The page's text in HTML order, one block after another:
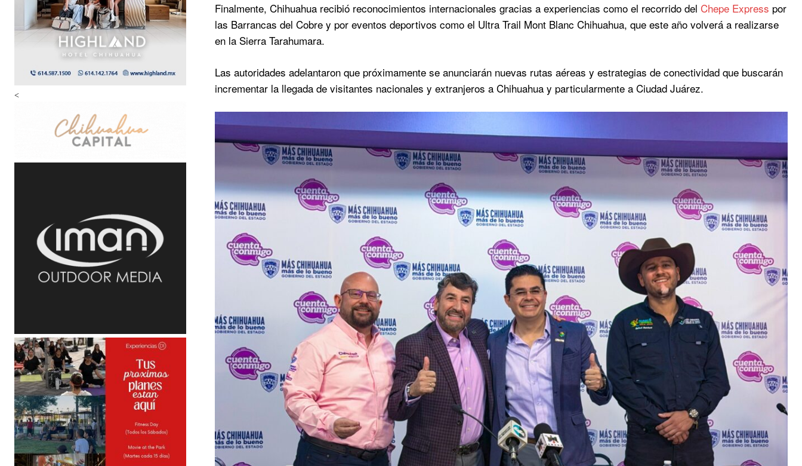
<
Finalmente, Chihuahua recibió reconocimientos internacionales gracias a experiencias como el recorrido del Chepe Express por
las Barrancas del Cobre y por eventos deportivos como el Ultra Trail Mont Blanc Chihuahua, que este año volverá a realizarse
en la Sierra Tarahumara.
Las autoridades adelantaron que próximamente se anunciarán nuevas rutas aéreas y estrategias de conectividad que buscarán
incrementar la llegada de visitantes nacionales y extranjeros a Chihuahua y particularmente a Ciudad Juárez.